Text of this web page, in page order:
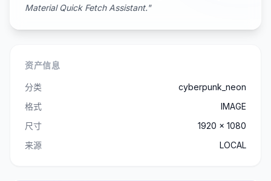
Material Quick Fetch Assistant."
资产信息
分类
cyberpunk_neon
格式
IMAGE
尺寸
1920 x 1080
来源
LOCAL